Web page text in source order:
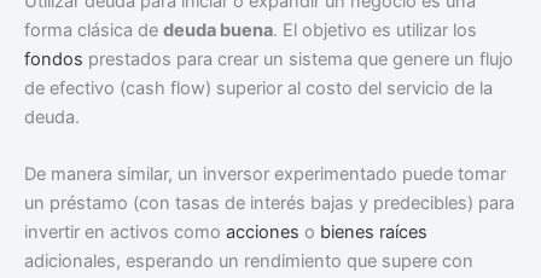
forma clásica de deuda buena. El objetivo es utilizar los
fondos prestados para crear un sistema que genere un flujo
de efectivo (cash flow) superior al costo del servicio de la
deuda.
De manera similar, un inversor experimentado puede tomar
un préstamo (con tasas de interés bajas y predecibles) para
invertir en activos como acciones o bienes raíces
adicionales, esperando un rendimiento que supere con